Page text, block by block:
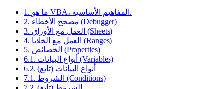
1. ما هو VBA، المفاهيم الأساسية.
2. مصحح الأخطاء (Debugger)
3. العمل مع الأوراق (Sheets)
4. العمل مع الخلايا (Ranges)
5. الخصائص (Properties)
6.1. أنواع البيانات (Variables)
6.2. أنواع البيانات (تابع)
7.1. الشروط (Conditions)